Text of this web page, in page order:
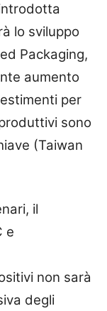
lo sviluppo
Packaging,
aumento
per
sono
(Taiwan
il
e
non sarà
degli